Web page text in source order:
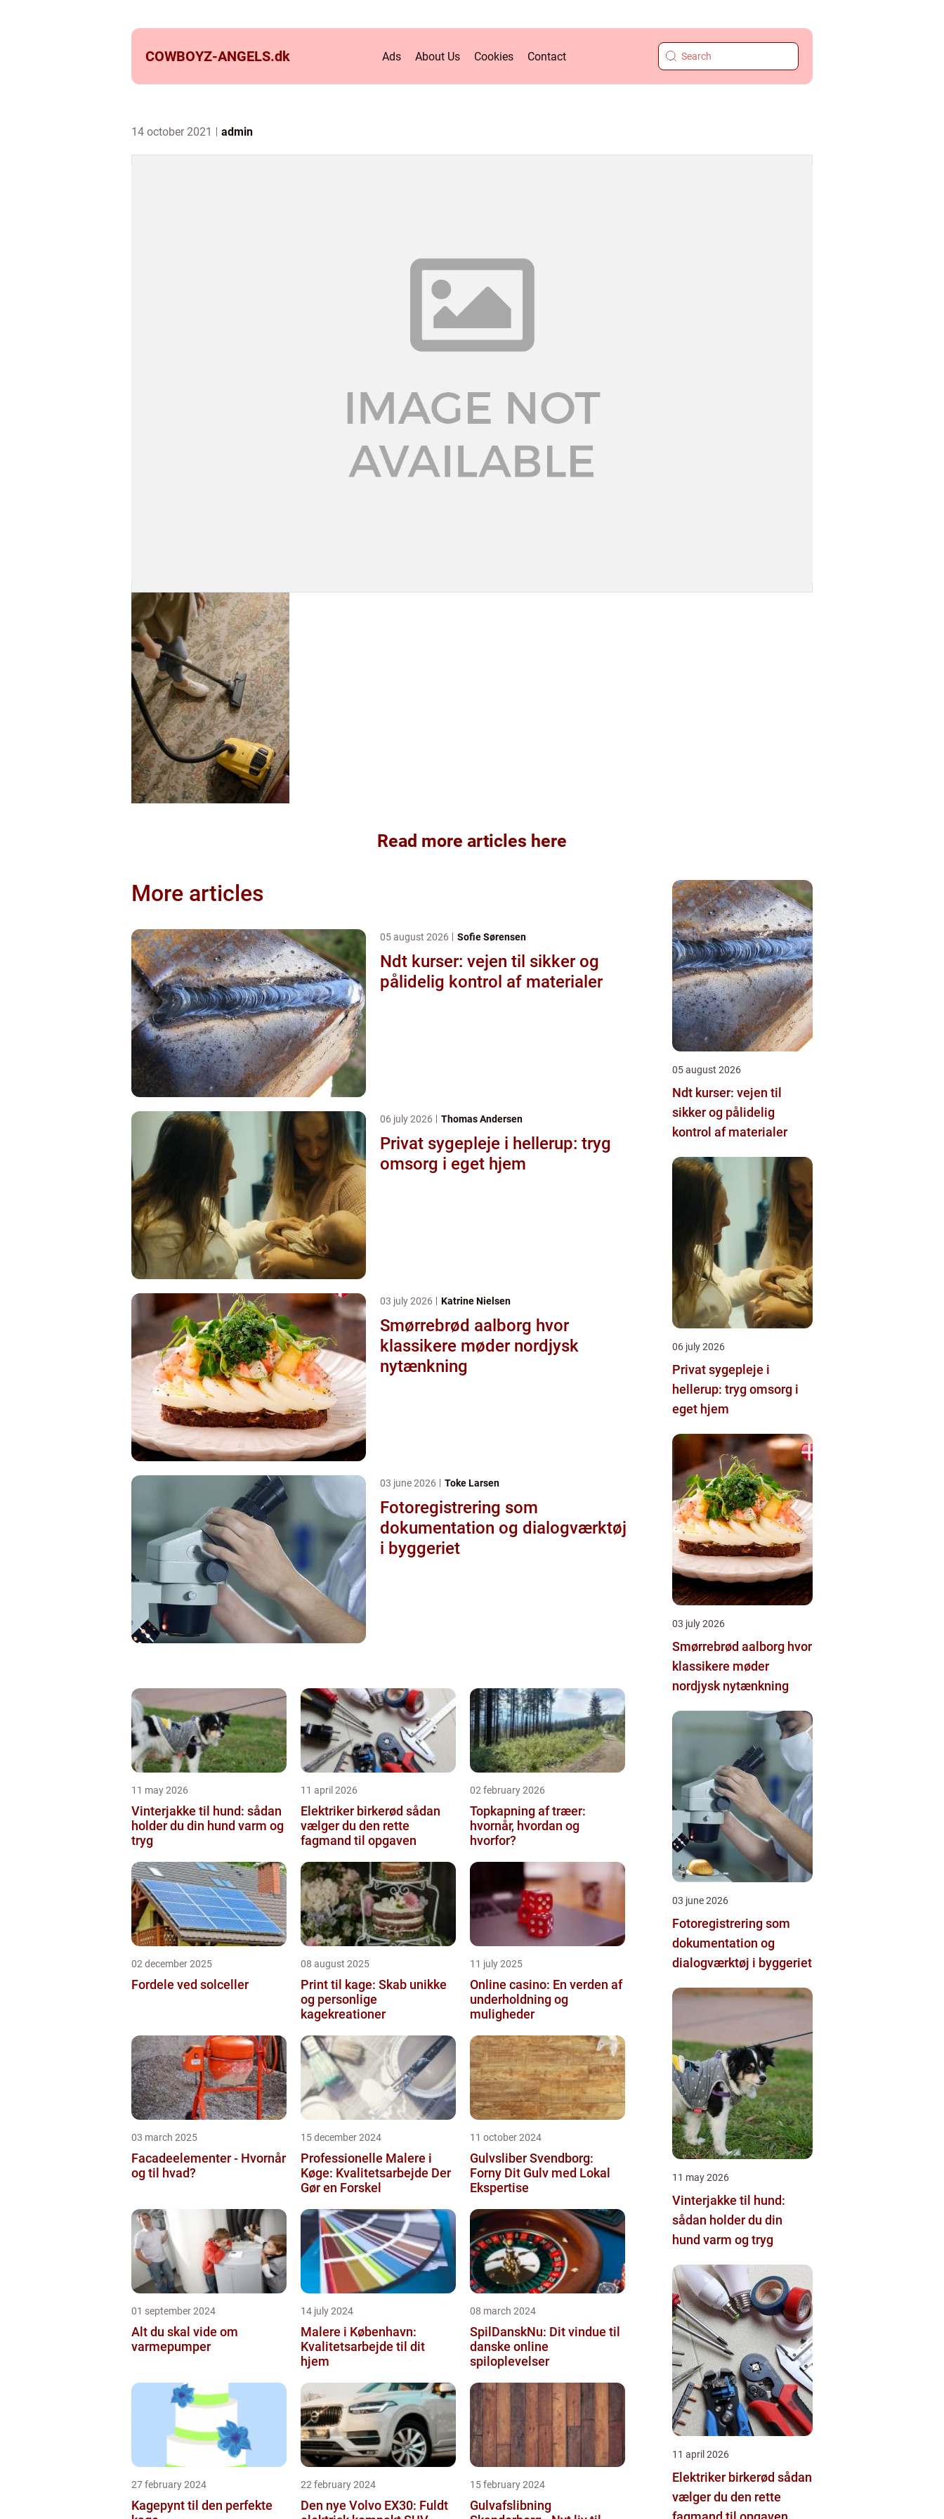
COWBOYZ-ANGELS.dk Ads About Us Cookies Contact
14 october 2021 admin
Read more articles here
More articles
05 august 2026 Sofie Sørensen
Ndt kurser: vejen til sikker og
pålidelig kontrol af materialer
06 july 2026 Thomas Andersen
Privat sygepleje i hellerup: tryg
omsorg i eget hjem
03 july 2026 Katrine Nielsen
Smørrebrød aalborg hvor
klassikere møder nordjysk
nytænkning
03 june 2026 Toke Larsen
Fotoregistrering som
dokumentation og dialogværktøj
i byggeriet
11 may 2026
Vinterjakke til hund: sådan
holder du din hund varm og
tryg
11 april 2026
Elektriker birkerød sådan
vælger du den rette
fagmand til opgaven
02 february 2026
Topkapning af træer:
hvornår, hvordan og
hvorfor?
02 december 2025
Fordele ved solceller
08 august 2025
Print til kage: Skab unikke
og personlige
kagekreationer
11 july 2025
Online casino: En verden af
underholdning og
muligheder
03 march 2025
Facadeelementer - Hvornår
og til hvad?
15 december 2024
Professionelle Malere i
Køge: Kvalitetsarbejde Der
Gør en Forskel
11 october 2024
Gulvsliber Svendborg:
Forny Dit Gulv med Lokal
Ekspertise
01 september 2024
Alt du skal vide om
varmepumper
14 july 2024
Malere i København:
Kvalitetsarbejde til dit
hjem
08 march 2024
SpilDanskNu: Dit vindue til
danske online
spiloplevelser
27 february 2024
Kagepynt til den perfekte
22 february 2024
Den nye Volvo EX30: Fuldt
15 february 2024
Gulvafslibning
05 august 2026
Ndt kurser: vejen til
sikker og pålidelig
kontrol af materialer
06 july 2026
Privat sygepleje i
hellerup: tryg omsorg i
eget hjem
03 july 2026
Smørrebrød aalborg hvor
klassikere møder
nordjysk nytænkning
03 june 2026
Fotoregistrering som
dokumentation og
dialogværktøj i byggeriet
11 may 2026
Vinterjakke til hund:
sådan holder du din
hund varm og tryg
11 april 2026
Elektriker birkerød sådan
vælger du den rette